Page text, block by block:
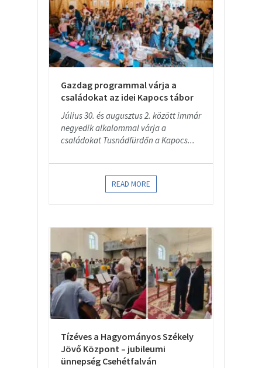
Gazdag programmal várja a
családokat az idei Kapocs tábor
Július 30. és augusztus 2. között immár
negyedik alkalommal várja a
családokat Tusnádfürdőn a Kapocs...
READ MORE
Tízéves a Hagyományos Székely
Jövő Központ – jubileumi
ünnepség Csehétfalván